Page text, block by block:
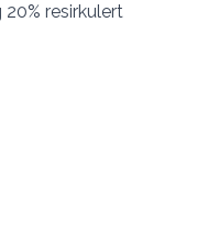
resirkulert